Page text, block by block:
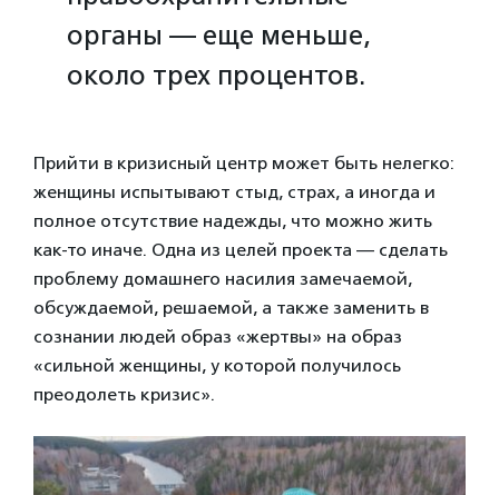
органы — еще меньше,
около трех процентов.
Прийти в кризисный центр может быть нелегко:
женщины испытывают стыд, страх, а иногда и
полное отсутствие надежды, что можно жить
как-то иначе. Одна из целей проекта — сделать
проблему домашнего насилия замечаемой,
обсуждаемой, решаемой, а также заменить в
сознании людей образ «жертвы» на образ
«сильной женщины, у которой получилось
преодолеть кризис».